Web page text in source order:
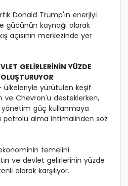
Donald Trump'ın enerjiyi
gücünün kaynağı olarak
açısının merkezinde yer
GELİRLERİNİN YÜZDE
ülkeleriyle yürütülen keşif
ve Chevron'u desteklerken,
güç kullanmaya
petrolü alma ihtimalinden söz
temelini
ve devlet gelirlerinin yüzde
olarak karşılıyor.